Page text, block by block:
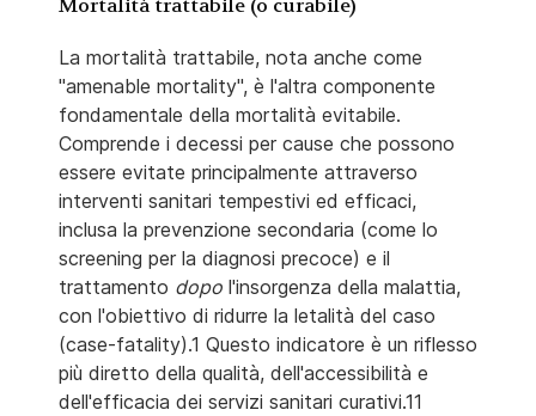
Mortalità trattabile (o curabile)
La mortalità trattabile, nota anche come
"amenable mortality", è l'altra componente
fondamentale della mortalità evitabile.
Comprende i decessi per cause che possono
essere evitate principalmente attraverso
interventi sanitari tempestivi ed efficaci,
inclusa la prevenzione secondaria (come lo
screening per la diagnosi precoce) e il
trattamento dopo l'insorgenza della malattia,
con l'obiettivo di ridurre la letalità del caso
(case-fatality).1 Questo indicatore è un riflesso
più diretto della qualità, dell'accessibilità e
dell'efficacia dei servizi sanitari curativi.11